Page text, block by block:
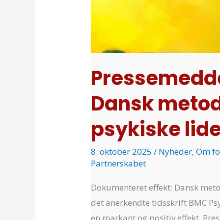
Dansk
psykiske
8. oktober 2025/ Nyheder,Om
Partnerskabet
Dokumenteret effekt: Dansk
det anerkendte tidsskrift BMC
en markant og positiv effekt.
med
psykiske
vækker
opsigt